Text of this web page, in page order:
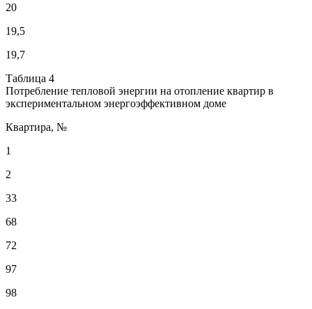
20
19,5
19,7
Таблица 4
Потребление тепловой энергии на отопление квартир в
экспериментальном энергоэффективном доме
Квартира, №
1
2
33
68
72
97
98